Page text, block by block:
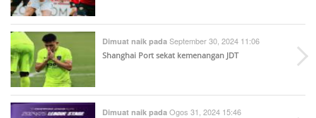
Dimuat naik pada September 30, 2024 11:06
Shanghai Port sekat kemenangan JDT
Dimuat naik pada Ogos 31, 2024 15:46